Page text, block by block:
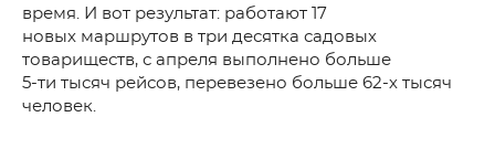
время. И вот результат: работают 17
новых маршрутов в три десятка садовых
товариществ, с апреля выполнено больше
5-ти тысяч рейсов, перевезено больше 62-х тысяч
человек.